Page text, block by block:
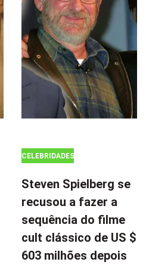
CELEBRIDADES
Steven Spielberg se
recusou a fazer a
sequência do filme
cult clássico de US $
603 milhões depois